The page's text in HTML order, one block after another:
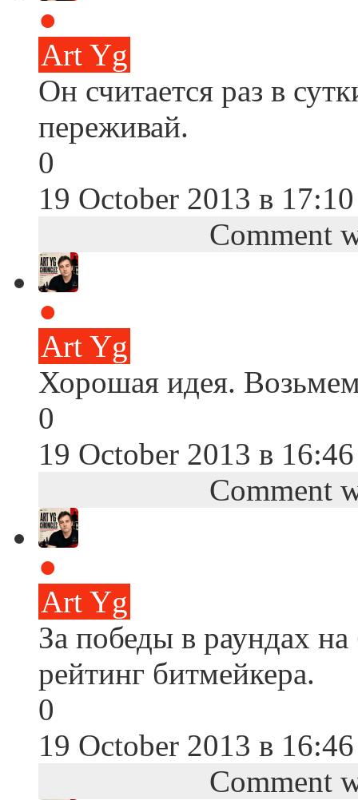
●
Art Yg
Он считается раз в
переживай.
0
19 October 2013 в 17:10
Comment
●
Art Yg
Хорошая идея.
0
19 October 2013 в 16:46
Comment
●
Art Yg
За победы в раундах
рейтинг битмейкера.
0
19 October 2013 в 16:46
Comment